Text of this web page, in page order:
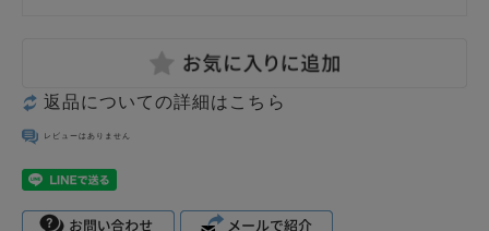
返品についての詳細はこちら
レビューはありません